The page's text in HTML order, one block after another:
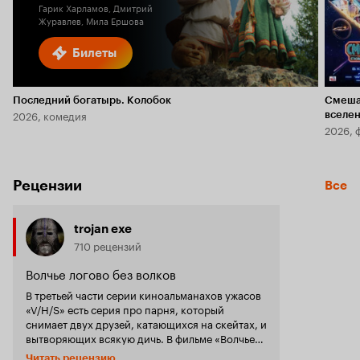
Билеты
Гарик Харламов, Дмитрий
Журавлев, Мила Ершова
Последний богатырь. Колобок
2026, комедия
2026,
Рецензии Все
trojan exe
710 рецензий
Волчье логово без волков
В третьей части серии киноальманахов ужасов
«V/H/S» есть серия про парня, который
снимает двух друзей, катающихся на скейтах, и
вытворяющих всякую дичь. В фильме «Волчье
логово» мы можем видеть нечто похожее,